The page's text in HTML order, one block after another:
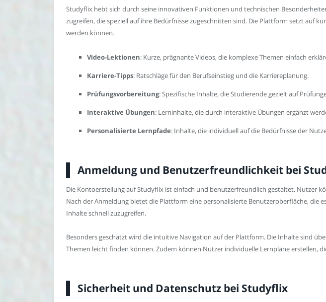
Studyflix hebt sich durch seine innovativen Funktionen und technischen
zugreifen, die speziell auf ihre Bedürfnisse zugeschnitten sind. Die Plattform setzt auf
werden können.
Video-Lektionen: Kurze, prägnante Videos, die komplexe Themen einfach
Karriere-Tipps: Ratschläge für den Berufseinstieg und die Karriereplanung.
Prüfungsvorbereitung: Spezifische Inhalte, die Studierende gezielt auf
Interaktive Übungen: Lerninhalte, die durch interaktive Übungen ergänzt
Personalisierte Lernpfade: Inhalte, die individuell auf die Bedürfnisse der
Anmeldung und Benutzerfreundlichkeit bei
Die Kontoerstellung auf Studyflix ist einfach und benutzerfreundlich gestaltet. Nutzer
Nach der Anmeldung bietet die Plattform eine personalisierte Benutzeroberfläche,
Inhalte schnell zuzugreifen.
Besonders geschätzt wird die intuitive Navigation auf der Plattform. Die Inhalte sind
Themen leicht finden können. Zudem können Nutzer individuelle Lernpläne erstellen,
Sicherheit und Datenschutz bei Studyflix